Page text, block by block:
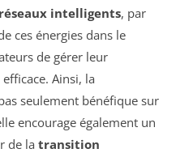
réseaux intelligents, par
ces énergies dans le
de gérer leur
Ainsi, la
seulement bénéfique sur
encourage également un
de la transition